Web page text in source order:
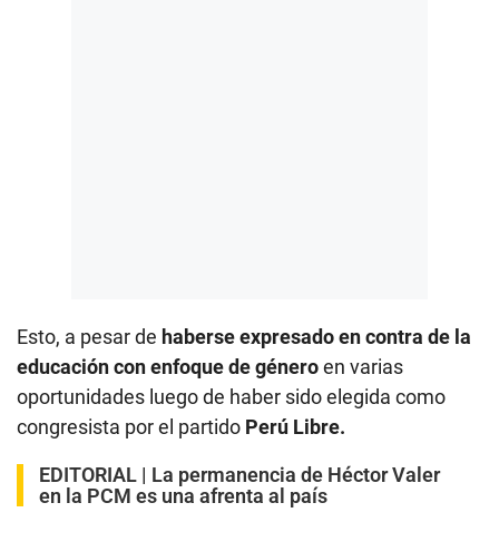
Esto, a pesar de haberse expresado en contra de la
educación con enfoque de géneroen varias
oportunidades luego de haber sido elegida como
congresista por el partido Perú Libre.
EDITORIAL | La permanencia de Héctor Valer
en la PCM es una afrenta al país